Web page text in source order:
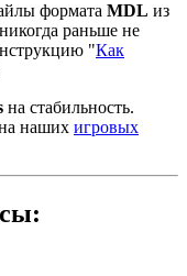
формата MDL из
раньше не
"Как
на стабильность.
наших игровых